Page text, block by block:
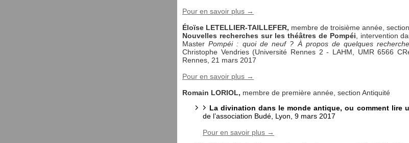
Pour en savoir plus →
Éloïse LETELLIER-TAILLEFER, membre de troisième année,
Nouvelles recherches sur les théâtres de Pompéi, intervention
MasterPompéi : quoi de neuf ? À propos de quelques
Christophe Vendries (Université Rennes 2 - LAHM, UMR 6566
Rennes, 21 mars 2017
Pour en savoir plus →
Romain LORIOL, membre de première année, section Antiquité
La divination dans le monde antique, ou comment lire
de l’association Budé, Lyon, 9 mars 2017
Pour en savoir plus →